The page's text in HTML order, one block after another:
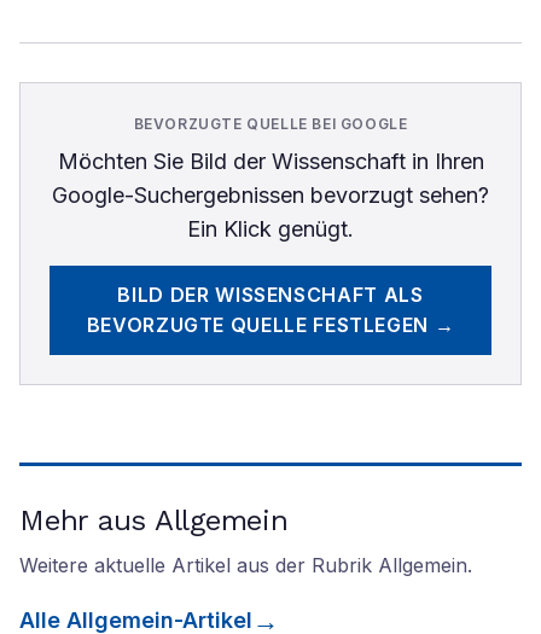
BEVORZUGTE QUELLE BEI GOOGLE
Möchten Sie Bild der Wissenschaftin Ihren
Google-Suchergebnissen bevorzugt sehen?
Ein Klick genügt.
BILD DER WISSENSCHAFT ALS
BEVORZUGTE QUELLE FESTLEGEN →
Mehr aus Allgemein
Weitere aktuelle Artikel aus der Rubrik Allgemein.
Alle Allgemein-Artikel